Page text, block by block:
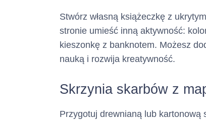
Adres
(informacja
Numer
Stwórz własną książeczkę z
stronie umieść inną aktywność:
kieszonkę z banknotem. Możesz
nauką i rozwija kreatywność.
Skrzynia skarbów z
Przygotuj drewnianą lub